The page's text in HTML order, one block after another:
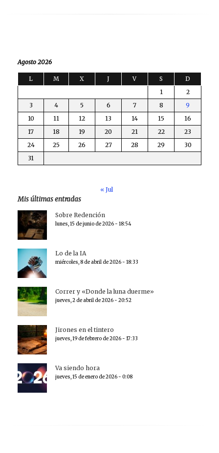
Agosto 2026
L M X J V S
D
1
2
3
4 5 6 7 8
9
10
11 12 13 14 15
16
17
18 19 20 21 22
23
24
25 26 27 28 29
30
31
« Jul
Mis últimas entradas
Sobre Redención
lunes, 15 de junio de 2026 - 18:54
Lo de la IA
miércoles, 8 de abril de 2026 - 18:33
Correr y «Donde la luna duerme»
jueves, 2 de abril de 2026 - 20:52
Jirones en el tintero
jueves, 19 de febrero de 2026 - 17:33
Va siendo hora
jueves, 15 de enero de 2026 - 0:08